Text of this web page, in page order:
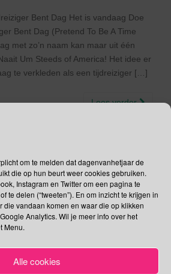
om te melden dat dagenvanhetjaar de
die op hun beurt weer cookies gebruiken.
Instagram en Twitter om een pagina te
te delen (“tweeten”). En om inzicht te krijgen in
die vandaan komen en waar die op klikken
Analytics. Wil je meer info over het
Menu.
Alle cookies
Bent Dag Het is vandaag Doe
Bent Dag (Pretend To Be A Time
met zo’n naam kan maar uit één
Um Steeds of America! Het idee er
te verkleden als een tijdreiziger […]
Lees verder
op